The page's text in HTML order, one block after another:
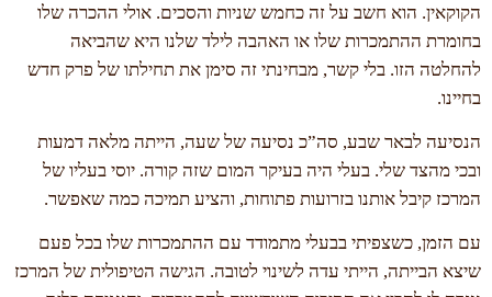
הקוקאין. הוא חשב על זה כחמש שניות והסכים. אולי ההכרה שלו
בחומרת ההתמכרות שלו או האהבה לילד שלנו היא שהביאה
להחלטה הזו. בלי קשר, מבחינתי זה סימן את תחילתו של פרק חדש
בחיינו.
הנסיעה לבאר שבע, סה”כ נסיעה של שעה, הייתה מלאה דמעות
ובכי מהצד שלי. בעלי היה בעיקר המום שזה קורה. יוסי בעליו של
המרכז קיבל אותנו בזרועות פתוחות, והציע תמיכה כמה שאפשר.
עם הזמן, כשצפיתי בבעלי מתמודד עם ההתמכרות שלו בכל פעם
שיצא הבייתה, הייתי עדה לשינוי לטובה. הגישה הטיפולית של המרכז